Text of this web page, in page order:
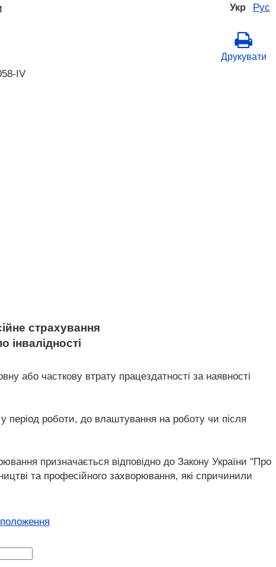
Укр Рус
Друкувати
IV
страхування
інвалідності
або часткову втрату працездатності за наявності
у період роботи, до влаштування на роботу чи після
призначається відповідно до Закону України "Про
та професійного захворювання, які спричинили